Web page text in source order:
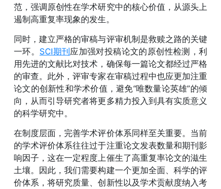
范，强调原创性在学术研究中的核心价值，从源头上
遏制高重复率现象的发生。
同时，建立严格的审稿与评审机制是救赎之路的关键
一环。 SCI期刊应加强对投稿论文的原创性检测，利
用先进的文献比对技术，确保每一篇论文都经过严格
的审查。此外，评审专家在审稿过程中也应更加注重
论文的创新性和学术价值，避免“唯数量论英雄”的倾
向，从而引导研究者将更多精力投入到具有实质意义
的科学研究中。
在制度层面，完善学术评价体系同样至关重要。当前
的学术评价体系往往过于注重论文发表数量和期刊影
响因子，这在一定程度上催生了高重复率论文的滋生
土壤。因此，我们需要构建一个更加全面、科学的评
价体系，将研究质量、创新性以及学术贡献度纳入考